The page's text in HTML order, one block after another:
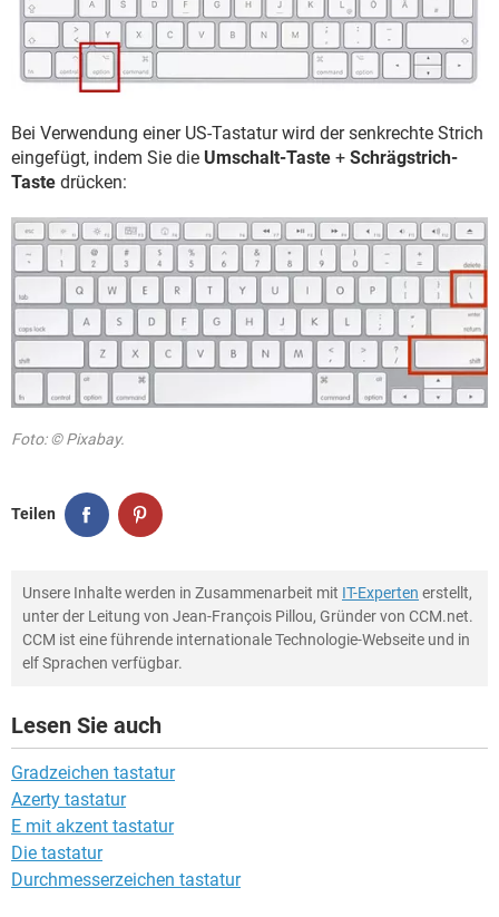
Bei Verwendung einer US-Tastatur wird der senkrechte Strich
eingefügt, indem Sie die Umschalt-Taste + Schrägstrich-
Taste drücken:
Foto: © Pixabay.
Teilen
Unsere Inhalte werden in Zusammenarbeit mit IT-Experten erstellt,
unter der Leitung von Jean-François Pillou, Gründer von CCM.net.
CCM ist eine führende internationale Technologie-Webseite und in
elf Sprachen verfügbar.
Lesen Sie auch
Gradzeichen tastatur
Azerty tastatur
E mit akzent tastatur
Die tastatur
Durchmesserzeichen tastatur